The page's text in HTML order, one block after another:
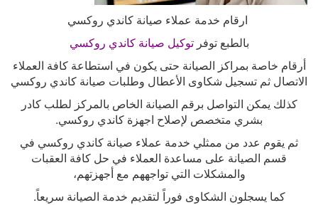
ارقام خدمة عملاء صيانة كاندي روكسي
بالطبع توفرتوكيل صيانة كاندي روكسي
أرقام خاصة بمراكز الصيانة حتى يكون في استطاعة كافة العملاء
الاتصال ثم تسجيل شكاوى الأعطال وطلبات صيانة كاندي روكسي
كذلك يمكن التواصل برقم الصيانة الخاص بالمركز لطلب كادر
بشري متخصص لإصلاح اجهزة كاندي روكسي.
ثم يقوم عدد من ممثلي خدمة عملاء صيانة كاندي روكسي في
قسم الصيانة على مساعدة العملاء في حل كافة العقبات
والمشكلات التي تواجههم مع أجهزتهم،
كما يسجلون الشكاوى فوراً لتقديم خدمة الصيانة سريعاً.